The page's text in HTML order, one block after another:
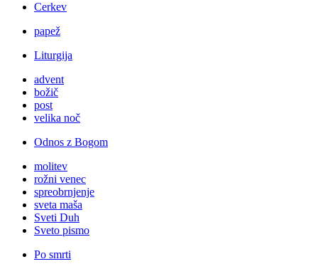
Cerkev
papež
Liturgija
advent
božič
post
velika noč
Odnos z Bogom
molitev
rožni venec
spreobrnjenje
sveta maša
Sveti Duh
Sveto pismo
Po smrti